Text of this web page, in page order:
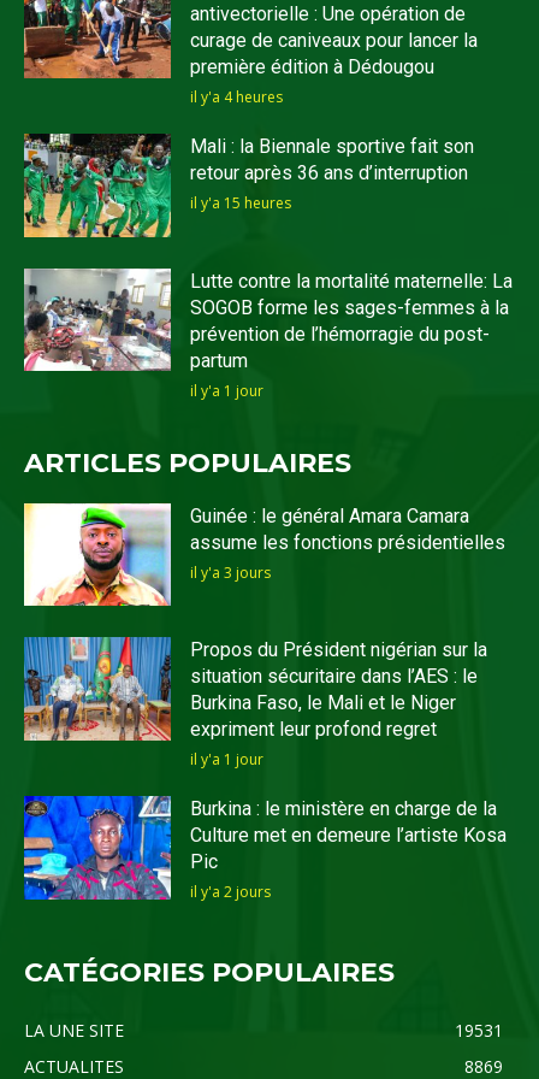
antivectorielle : Une opération de
curage de caniveaux pour lancer la
première édition à Dédougou
il y'a 4 heures
Mali : la Biennale sportive fait son
retour après 36 ans d’interruption
il y'a 15 heures
Lutte contre la mortalité maternelle: La
SOGOB forme les sages-femmes à la
prévention de l’hémorragie du post-
partum
il y'a 1 jour
ARTICLES POPULAIRES
Guinée : le général Amara Camara
assume les fonctions présidentielles
il y'a 3 jours
Propos du Président nigérian sur la
situation sécuritaire dans l’AES : le
Burkina Faso, le Mali et le Niger
expriment leur profond regret
il y'a 1 jour
Burkina : le ministère en charge de la
Culture met en demeure l’artiste Kosa
Pic
il y'a 2 jours
CATÉGORIES POPULAIRES
LA UNE SITE
19531
ACTUALITES
8869